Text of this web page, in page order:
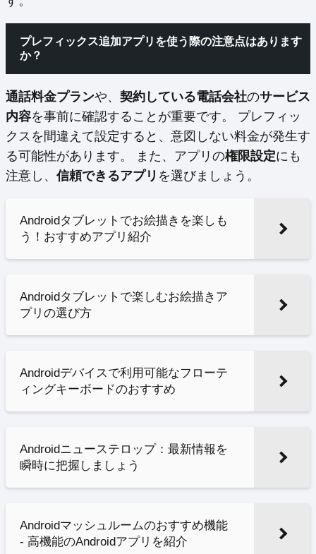
プレフィックス追加アプリを使う際の注意点はあります
か？
通話料金プランや、 契約している電話会社のサービス
内容を事前に確認することが重要です。 プレフィッ
クスを間違えて設定すると、意図しない料金が発生す
る可能性があります。 また、アプリの権限設定にも
注意し、 信頼できるアプリ を選びましょう。
Androidタブレットでお絵描きを楽しも
う！おすすめアプリ紹介
Androidタブレットで楽しむお絵描きア
プリの選び方
Androidデバイスで利用可能なフローテ
ィングキーボードのおすすめ
Androidニューステロップ：最新情報を
瞬時に把握しましょう
Androidマッシュルームのおすすめ機能
- 高機能のAndroidアプリを紹介